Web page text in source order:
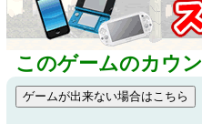
このゲームのカウ